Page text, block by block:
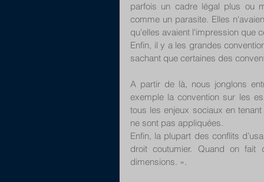
parfois un cadre légal plus ou
comme un parasite. Elles
qu'elles avaient l'impression que
Enfin, il y a les grandes
sachant que certaines des
A partir de là, nous jonglons
exemple la convention sur les
tous les enjeux sociaux en
ne sont pas appliquées.
Enfin, la plupart des conflits
droit coutumier. Quand on fait
dimensions. ».